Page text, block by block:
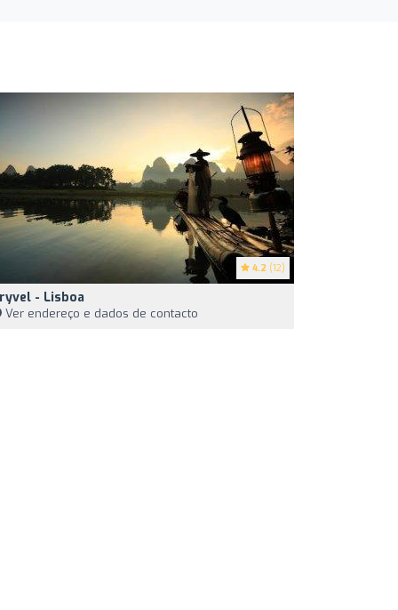
4.2 (12)
- Lisboa
Ver endereço e dados de contacto